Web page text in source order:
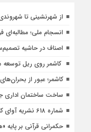
از شهرنشینی تا
انسجام ملی؛ مطالبه‌ای
اصناف در حاشیه
کاشمر روی ریل توسعه
کاشمر؛ عبور از
ساخت ساختمان اداری
شماره 618 نشریه آوای کاشمر
حکمرانی قرآنی بر پایه